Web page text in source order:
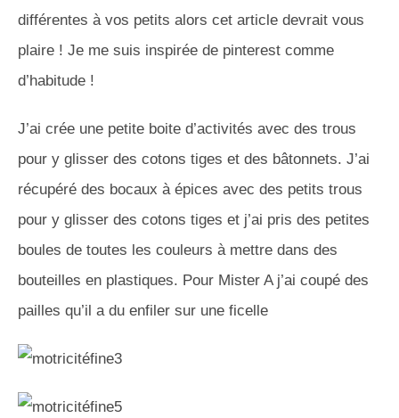
différentes à vos petits alors cet article devrait vous
plaire ! Je me suis inspirée de pinterest comme
d’habitude !
J’ai crée une petite boite d’activités avec des trous
pour y glisser des cotons tiges et des bâtonnets. J’ai
récupéré des bocaux à épices avec des petits trous
pour y glisser des cotons tiges et j’ai pris des petites
boules de toutes les couleurs à mettre dans des
bouteilles en plastiques. Pour Mister A j’ai coupé des
pailles qu’il a du enfiler sur une ficelle